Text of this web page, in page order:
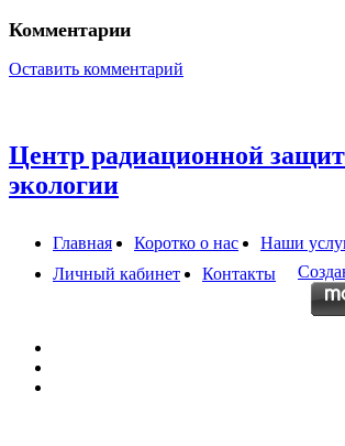
Комментарии
Оставить комментарий
Центр радиационной
экологии
Главная Коротко о нас Наши
Личный кабинет
Контакты